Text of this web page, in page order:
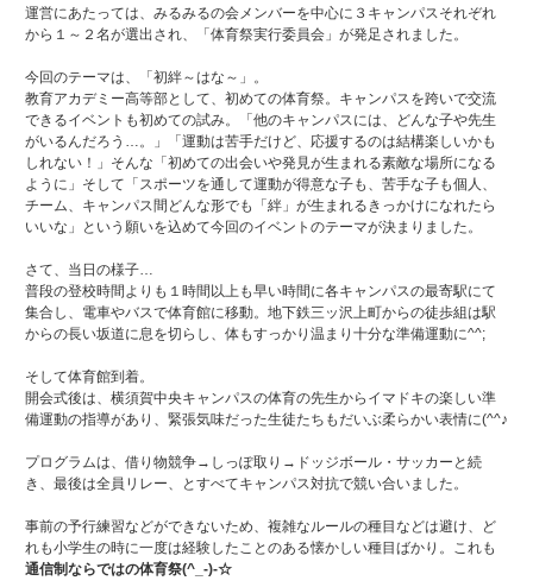
運営にあたっては、みるみるの会メンバーを中心に３キャンパスそれぞれ
から１～２名が選出され、「体育祭実行委員会」が発足されました。
今回のテーマは、「初絆～はな～」。
教育アカデミー高等部として、初めての体育祭。キャンパスを跨いで交流
できるイベントも初めての試み。「他のキャンパスには、どんな子や先生
がいるんだろう…。」「運動は苦手だけど、応援するのは結構楽しいかも
しれない！」そんな「初めての出会いや発見が生まれる素敵な場所になる
ように」そして「スポーツを通して運動が得意な子も、苦手な子も個人、
チーム、キャンパス間どんな形でも「絆」が生まれるきっかけになれたら
いいな」という願いを込めて今回のイベントのテーマが決まりました。
さて、当日の様子…
普段の登校時間よりも１時間以上も早い時間に各キャンパスの最寄駅にて
集合し、電車やバスで体育館に移動。地下鉄三ッ沢上町からの徒歩組は駅
からの長い坂道に息を切らし、体もすっかり温まり十分な準備運動に^^;
そして体育館到着。
開会式後は、横須賀中央キャンパスの体育の先生からイマドキの楽しい準
備運動の指導があり、緊張気味だった生徒たちもだいぶ柔らかい表情に(^^♪
プログラムは、借り物競争→しっぽ取り→ドッジボール・サッカーと続
き、最後は全員リレー、とすべてキャンパス対抗で競い合いました。
事前の予行練習などができないため、複雑なルールの種目などは避け、ど
れも小学生の時に一度は経験したことのある懐かしい種目ばかり。これも
通信制ならではの体育祭(^_-)-☆